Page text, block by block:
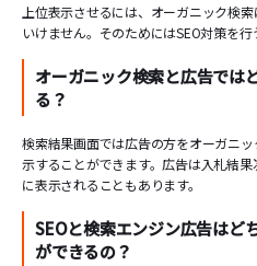
上位表示させるには、オーガニック検
いけません。そのためにはSEO対策を行
オーガニック検索と広告では
る？
検索結果画面では広告の方をオーガニ
示することができます。広告は入札結
に表示されることもあります。
SEOと検索エンジン広告はど
ができるの？